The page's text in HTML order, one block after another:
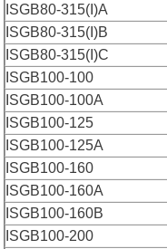
ISGB80-315(I)A
ISGB80-315(I)B
ISGB80-315(I)C
ISGB100-100
ISGB100-100A
ISGB100-125
ISGB100-125A
ISGB100-160
ISGB100-160A
ISGB100-160B
ISGB100-200